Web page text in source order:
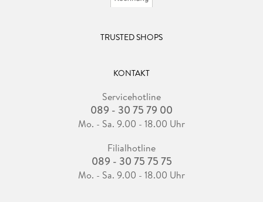
TRUSTED SHOPS
KONTAKT
Servicehotline
089 - 30 75 79 00
Mo. - Sa. 9.00 - 18.00 Uhr
Filialhotline
089 - 30 75 75 75
Mo. - Sa. 9.00 - 18.00 Uhr